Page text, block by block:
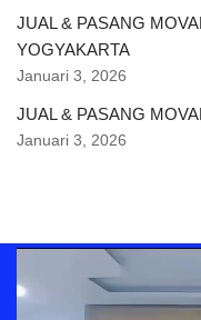
JUAL & PASANG
YOGYAKARTA
Januari 3, 2026
JUAL & PASANG
Januari 3, 2026